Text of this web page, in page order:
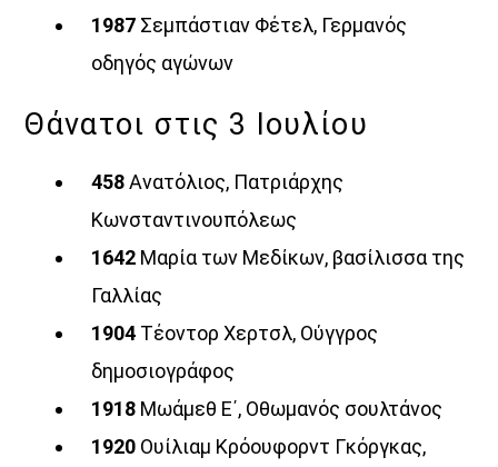
1987 Σεμπάστιαν Φέτελ, Γερμανός
οδηγός αγώνων
Θάνατοι στις 3 Ιουλίου
458Ανατόλιος, Πατριάρχης
Κωνσταντινουπόλεως
1642 Μαρία των Μεδίκων, βασίλισσα της
Γαλλίας
1904 Τέοντορ Χερτσλ, Ούγγρος
δημοσιογράφος
1918 Μωάμεθ Ε΄, Οθωμανός σουλτάνος
1920 Ουίλιαμ Κρόουφορντ Γκόργκας,